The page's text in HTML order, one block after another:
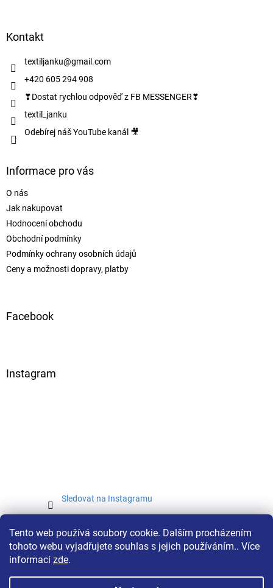
Tento web používá soubory cookie. Dalším procházením
tohoto webu vyjadřujete souhlas s jejich používáním.. Více
informací zde.
Kontakt
textiljanku@gmail.com
+420 605 294 908
❣Dostat rychlou odpověď z FB MESSENGER❣
textil_janku
Odebírej náš YouTube kanál 🎥
Informace pro vás
O nás
Jak nakupovat
Hodnocení obchodu
Obchodní podmínky
Podmínky ochrany osobních údajů
Ceny a možnosti dopravy, platby
Facebook
Instagram
Sledovat na Instagramu